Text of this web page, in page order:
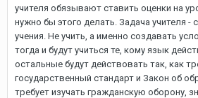
учителя обязывают ставить оценки на
нужно бы этого делать. Задача учителя -
учения. Не учить, а именно создавать
тогда и будут учиться те, кому язык
остальные будут действовать так, как
государственный стандарт и Закон об
требует изучать гражданскую оборону,